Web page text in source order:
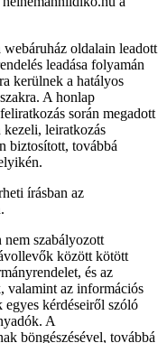
oldalain leadott
leadása folyamán
kerülnek a hatályos
A honlap
során megadott
leiratkozás
biztosított, továbbá
írásban az
nem szabályozott
között kötött
és az
valamint az információs
egyes kérdéseiről szóló
A
böngészésével, továbbá